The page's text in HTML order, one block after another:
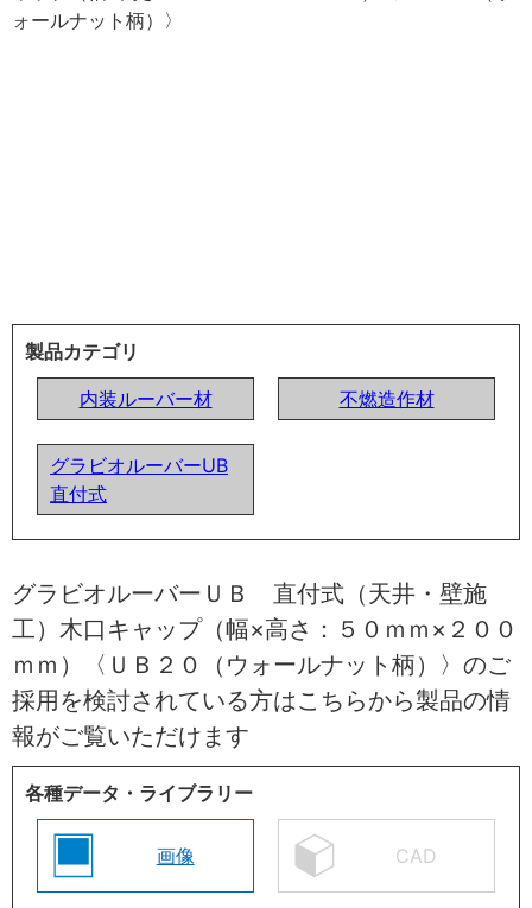
製品カテゴリ
内装ルーバー材
不燃造作材
グラビオルーバーUB
直付式
グラビオルーバーＵＢ 直付式（天井・壁施
工）木口キャップ（幅×高さ：５０ｍｍ×２００
ｍｍ）〈ＵＢ２０（ウォールナット柄）〉のご
採用を検討されている方はこちらから製品の情
報がご覧いただけます
各種データ・ライブラリー
画像 CAD